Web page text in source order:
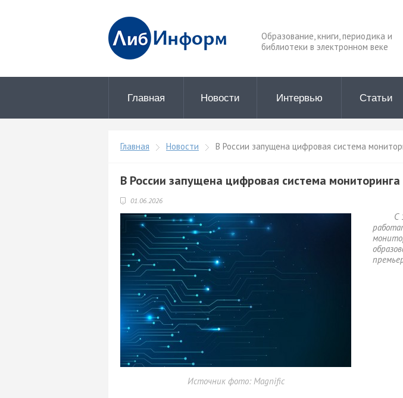
Образование, книги, периодика и
библиотеки в электронном веке
Главная Новости Интервью Статьи
Главная Новости В России запущена цифровая система
В России запущена цифровая система
01.06.2026
Источник фото: Magnific
С